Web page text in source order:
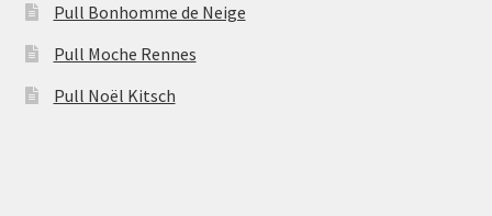
Pull Bonhomme de Neige
Pull Moche Rennes
Pull Noël Kitsch